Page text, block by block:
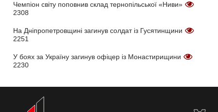
Чемпіон світу поповнив склад тернопільської «Ниви»
2308
На Дніпропетровщині загинув солдат із Гусятинщини
2251
У боях за Україну загинув офіцер із Монастирищини
2230